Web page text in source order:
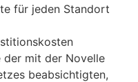
für jeden Standort
der mit der Novelle
beabsichtigten,